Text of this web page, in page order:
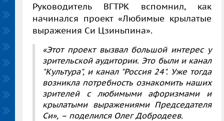
Руководитель ВГТРК вспомнил, как
начинался проект «Любимые крылатые
выражения Си Цзиньпина».
«Этот проект вызвал большой интерес у
зрительской аудитории. Это были и канал
"Культура", и канал "Россия 24". Уже тогда
возникла потребность ознакомить наших
зрителей с любимыми афоризмами и
крылатыми выражениями Председателя
Си», – поделился Олег Добродеев.